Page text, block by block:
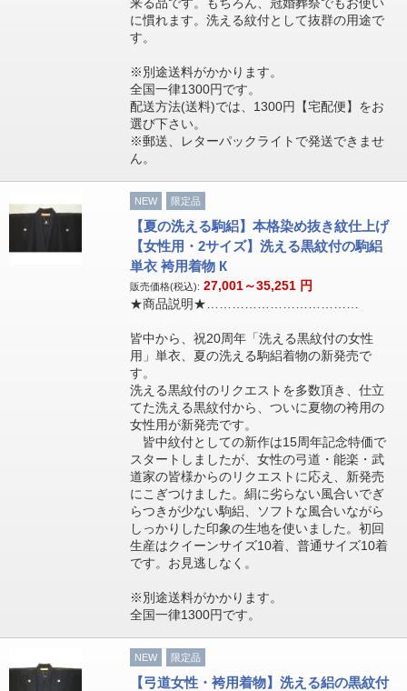
に慣れます。洗える紋付として抜群の用途で
す。
※別途送料がかかります。
全国一律1300円です。
配送方法(送料)では、1300円【宅配便】をお
選び下さい。
※郵送、レターパックライトで発送できませ
ん。
NEW 限定品
【夏の洗える駒絽】本格染め抜き紋仕上げ
【女性用・2サイズ】洗える黒紋付の駒絽
単衣 袴用着物 К
販売価格(税込): 27,001～35,251 円
★商品説明★………………………………
皆中から、祝20周年「洗える黒紋付の女性
用」単衣、夏の洗える駒絽着物の新発売で
す。
洗える黒紋付のリクエストを多数頂き、仕立
てた洗える黒紋付から、ついに夏物の袴用の
女性用が新発売です。
皆中紋付としての新作は15周年記念特価で
スタートしましたが、女性の弓道・能楽・武
道家の皆様からのリクエストに応え、新発売
にこぎつけました。絹に劣らない風合いでぎ
らつきが少ない駒絽、ソフトな風合いながら
しっかりした印象の生地を使いました。初回
生産はクイーンサイズ10着、普通サイズ10着
です。お見逃しなく。
※別途送料がかかります。
全国一律1300円です。
NEW 限定品
【弓道女性・袴用着物】洗える絽の黒紋付